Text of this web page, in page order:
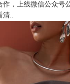
作，上线微信公众号
清..